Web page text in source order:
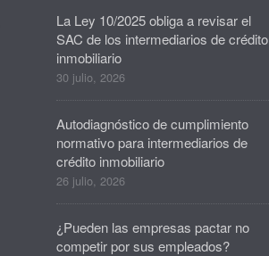
La Ley 10/2025 obliga a revisar el
SAC de los intermediarios de crédito
inmobiliario
30 julio, 2026
Autodiagnóstico de cumplimiento
normativo para intermediarios de
crédito inmobiliario
26 julio, 2026
¿Pueden las empresas pactar no
competir por sus empleados?